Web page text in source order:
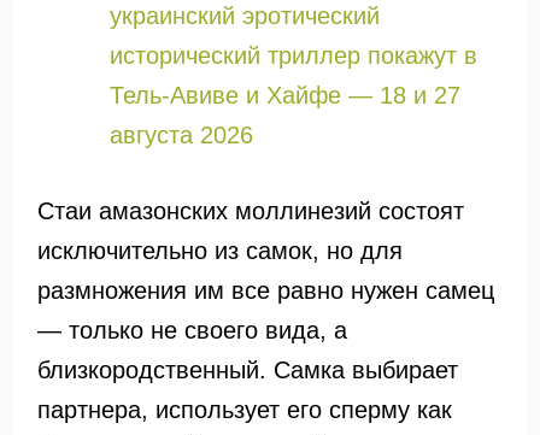
украинский эротический
исторический триллер покажут в
Тель-Авиве и Хайфе — 18 и 27
августа 2026
Стаи амазонских моллинезий состоят
исключительно из самок, но для
размножения им все равно нужен самец
— только не своего вида, а
близкородственный. Самка выбирает
партнера, использует его сперму как